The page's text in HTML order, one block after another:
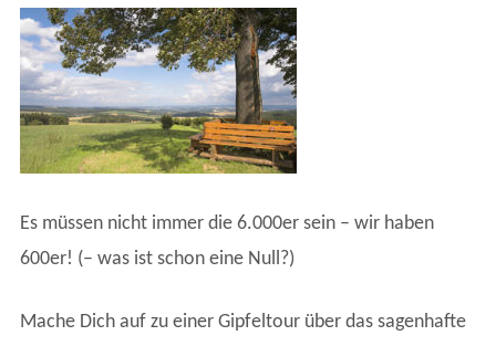
Es müssen nicht immer die 6.000er sein – wir haben
600er! (– was ist schon eine Null?)
Mache Dich auf zu einer Gipfeltour über das sagenhafte